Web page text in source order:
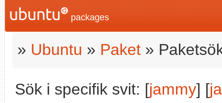
packages
» Ubuntu » Paket »
Sök i specifik svit: [jammy] [